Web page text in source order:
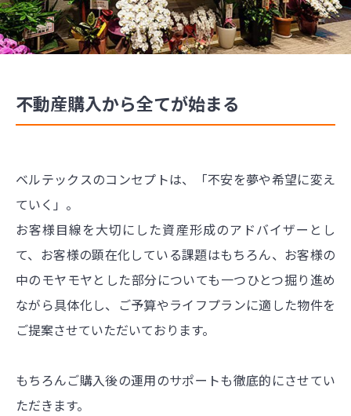
不動産購入から全てが始まる
ベルテックスのコンセプトは、「不安を夢や希望に変え
ていく」。
お客様目線を大切にした資産形成のアドバイザーとし
て、お客様の顕在化している課題はもちろん、お客様の
中のモヤモヤとした部分についても一つひとつ掘り進め
ながら具体化し、ご予算やライフプランに適した物件を
ご提案させていただいております。
もちろんご購入後の運用のサポートも徹底的にさせてい
ただきます。